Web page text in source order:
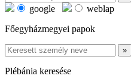
google
weblap
Főegyházmegyei papok
Plébánia keresése